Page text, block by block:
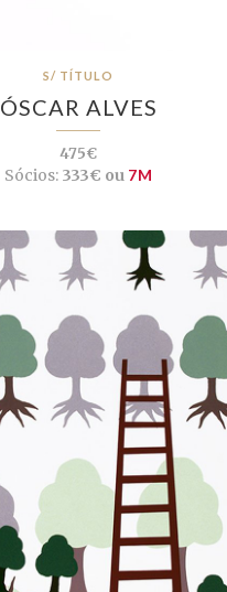
S/ TÍTULO
ÓSCAR ALVES
475€
Sócios:333€ ou 7M